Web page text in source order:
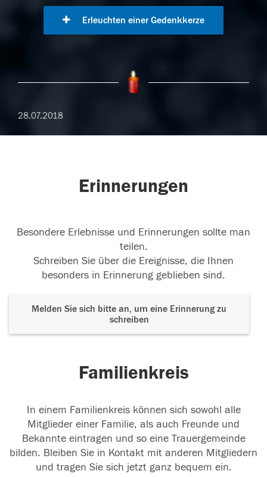
Erleuchten einer Gedenkkerze
28.07.2018
Erinnerungen
Besondere Erlebnisse und Erinnerungen sollte man
teilen.
Schreiben Sie über die Ereignisse, die Ihnen
besonders in Erinnerung geblieben sind.
Melden Sie sich bitte an, um eine Erinnerung zu
schreiben
Familienkreis
In einem Familienkreis können sich sowohl alle
Mitglieder einer Familie, als auch Freunde und
Bekannte eintragen und so eine Trauergemeinde
bilden. Bleiben Sie in Kontakt mit anderen Mitgliedern
und tragen Sie sich jetzt ganz bequem ein.